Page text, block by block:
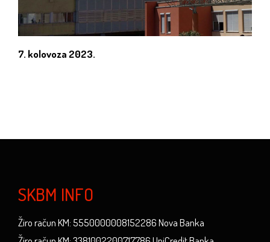
7. kolovoza 2023.
SKBM INFO
Žiro račun KM: 5550000008152286 Nova Banka